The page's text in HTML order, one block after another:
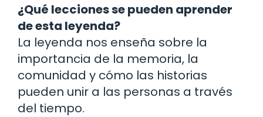
¿Qué lecciones se pueden aprender
de esta leyenda?
La leyenda nos enseña sobre la
importancia de la memoria, la
comunidad y cómo las historias
pueden unir a las personas a través
del tiempo.